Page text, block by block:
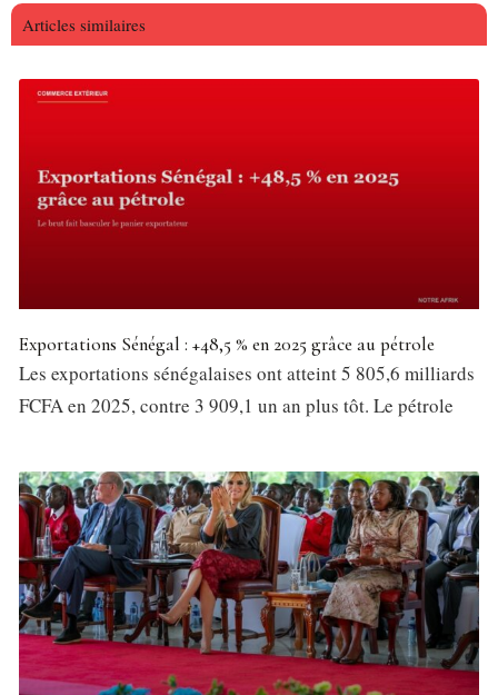
Articles similaires
Exportations Sénégal : +48,5 % en 2025 grâce au pétrole
Les exportations sénégalaises ont atteint 5 805,6 milliards
FCFA en 2025, contre 3 909,1 un an plus tôt. Le pétrole